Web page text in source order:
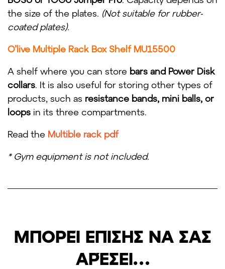
the size of the plates. (Not suitable for rubber-
coated plates).
O’live Multiple Rack Box Shelf MU15500
A shelf where you can store bars and Power Disk
collars. It is also useful for storing other types of
products, such as resistance bands, mini balls, or
loops in its three compartments.
Read the Multible rack pdf
* Gym equipment is not included.
ΜΠΟΡΕΊ ΕΠΊΣΗΣ ΝΑ ΣΑΣ
ΑΡΈΣΕΙ…